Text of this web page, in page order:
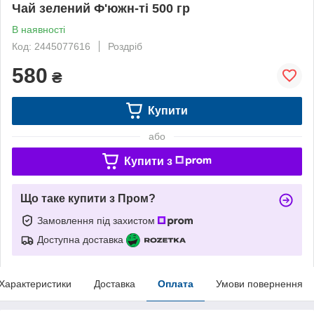
Чай зелений Ф'южн-ті 500 гр
В наявності
Код: 2445077616
Роздріб
580 ₴
Купити
або
Купити з
Що таке купити з Пром?
Замовлення під захистом
Доступна доставка
Доставка Оплата Умови повернення